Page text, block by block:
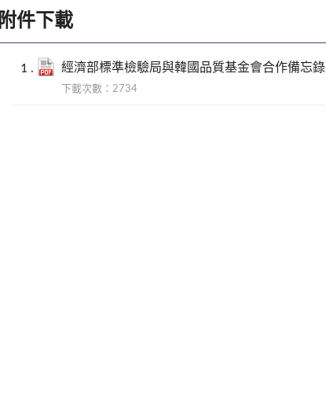
附件下載
經濟部標準檢驗局與韓國品質基金會合作備忘錄
下載次數：2734